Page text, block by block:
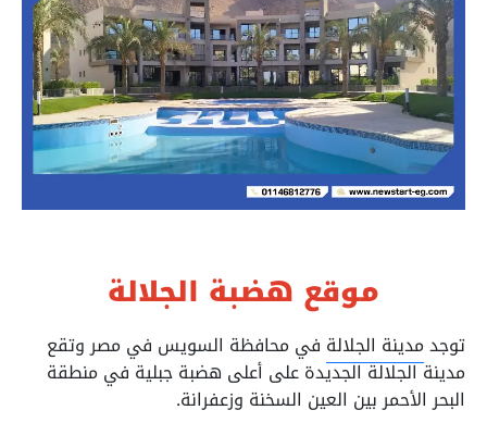
موقع هضبة الجلالة
توجدمدينة الجلالة في محافظة السويس في مصر وتقع
مدينة الجلالة الجديدة على أعلى هضبة جبلية في منطقة
البحر الأحمر بين العين السخنة وزعفرانة.